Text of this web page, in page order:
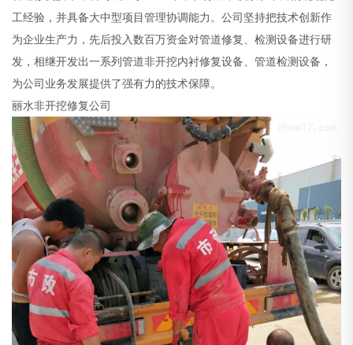
工经验，并具备大中型项目管理协调能力。公司坚持把技术创新作
为企业生产力，先后投入数百万资金对管道修复、检测设备进行研
发，相继开发出一系列管道非开挖内衬修复设备、管道检测设备，
为公司业务发展提供了强有力的技术保障。
丽水非开挖修复公司